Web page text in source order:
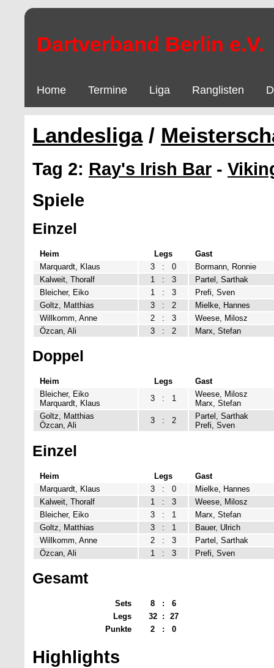
Dartverband Berlin e.V.
Home Termine Liga Ranglisten
Landesliga/
Tag 2: Ray's Irish Bar -
Spiele
Einzel
Heim Legs
Gast
Marquardt, Klaus
3 : 0
Bormann, Ronnie
Kalweit, Thoralf
1 : 3
Partel, Sarthak
Bleicher, Eiko
1 : 3
Prefi, Sven
Goltz, Matthias
3 : 2
Mielke, Hannes
Willkomm, Anne
2 : 3
Weese, Milosz
Özcan, Ali
3 : 2 Marx, Stefan
Doppel
Heim Legs
Gast
Bleicher, Eiko
Marquardt, Klaus
3 : 1
Weese, Milosz
Marx, Stefan
Goltz, Matthias
Özcan, Ali
3 : 2
Partel, Sarthak
Prefi, Sven
Einzel
Heim Legs
Gast
Marquardt, Klaus
3 : 0
Mielke, Hannes
Kalweit, Thoralf
1 : 3
Weese, Milosz
Bleicher, Eiko
3 : 1
Marx, Stefan
Goltz, Matthias
3 : 1
Bauer, Ulrich
Willkomm, Anne
2 : 3
Partel, Sarthak
Özcan, Ali
1 : 3 Prefi, Sven
Gesamt
Sets 8 :
6
Legs
32 :
27
Punkte
2 : 0
Highlights